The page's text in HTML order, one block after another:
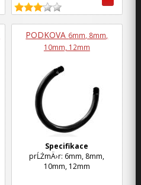
PODKOVA 6mm, 8mm,
10mm, 12mm
Specifikace
prĹŻmÄ›r: 6mm, 8mm,
10mm, 12mm